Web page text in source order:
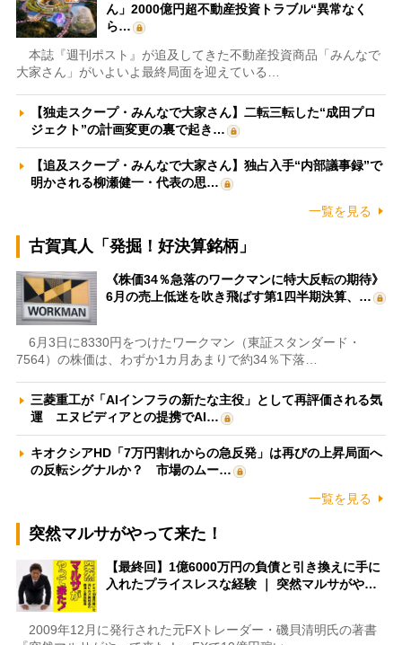
ん」2000億円超不動産投資トラブル“異常なく
ら…
本誌『週刊ポスト』が追及してきた不動産投資商品「みんなで
大家さん」がいよいよ最終局面を迎えている…
【独走スクープ・みんなで大家さん】二転三転した“成田プロ
ジェクト”の計画変更の裏で起き…
【追及スクープ・みんなで大家さん】独占入手“内部議事録”で
明かされる柳瀬健一・代表の思…
一覧を見る
古賀真人「発掘！好決算銘柄」
《株価34％急落のワークマンに特大反転の期待》
6月の売上低迷を吹き飛ばす第1四半期決算、…
6月3日に8330円をつけたワークマン（東証スタンダード・
7564）の株価は、わずか1カ月あまりで約34％下落…
三菱重工が「AIインフラの新たな主役」として再評価される気
運 エヌビディアとの提携でAI…
キオクシアHD「7万円割れからの急反発」は再びの上昇局面へ
の反転シグナルか？ 市場のムー…
一覧を見る
突然マルサがやって来た！
【最終回】1億6000万円の負債と引き換えに手に
入れたプライスレスな経験 ｜ 突然マルサがや…
2009年12月に発行された元FXトレーダー・磯貝清明氏の著書